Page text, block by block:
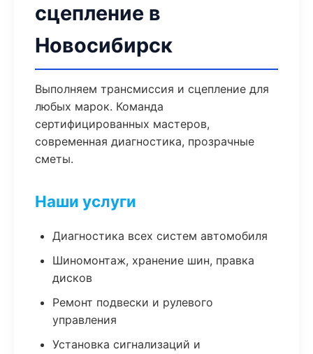
сцепление в
Новосибирск
Выполняем трансмиссия и сцепление для
любых марок. Команда
сертифицированных мастеров,
современная диагностика, прозрачные
сметы.
Наши услуги
Диагностика всех систем автомобиля
Шиномонтаж, хранение шин, правка
дисков
Ремонт подвески и рулевого
управления
Установка сигнализаций и